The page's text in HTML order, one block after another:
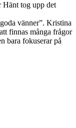
Hänt tog upp det
vänner”. Kristina
finnas många frågor
bara fokuserar på